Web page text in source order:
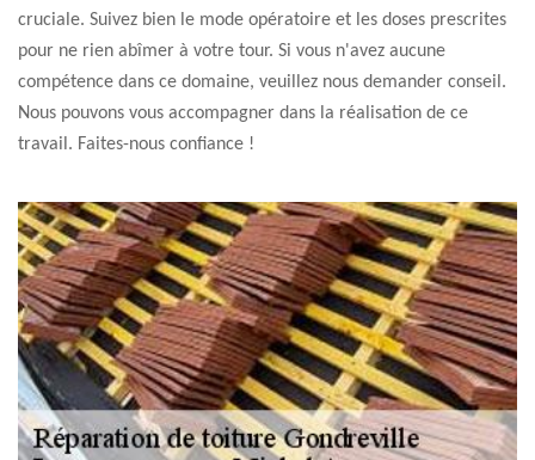
cruciale. Suivez bien le mode opératoire et les doses prescrites
pour ne rien abîmer à votre tour. Si vous n'avez aucune
compétence dans ce domaine, veuillez nous demander conseil.
Nous pouvons vous accompagner dans la réalisation de ce
travail. Faites-nous confiance !